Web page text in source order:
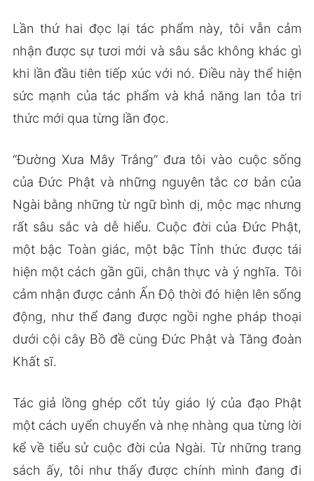
Lần thứ hai đọc lại tác phẩm này, tôi vẫn cảm
nhận được sự tươi mới và sâu sắc không khác gì
khi lần đầu tiên tiếp xúc với nó. Điều này thể hiện
sức mạnh của tác phẩm và khả năng lan tỏa tri
thức mới qua từng lần đọc.
“Đường Xưa Mây Trắng” đưa tôi vào cuộc sống
của Đức Phật và những nguyên tắc cơ bản của
Ngài bằng những từ ngữ bình dị, mộc mạc nhưng
rất sâu sắc và dễ hiểu. Cuộc đời của Đức Phật,
một bậc Toàn giác, một bậc Tỉnh thức được tái
hiện một cách gần gũi, chân thực và ý nghĩa. Tôi
cảm nhận được cảnh Ấn Độ thời đó hiện lên sống
động, như thể đang được ngồi nghe pháp thoại
dưới cội cây Bồ đề cùng Đức Phật và Tăng đoàn
Khất sĩ.
Tác giả lồng ghép cốt tủy giáo lý của đạo Phật
một cách uyển chuyển và nhẹ nhàng qua từng lời
kể về tiểu sử cuộc đời của Ngài. Từ những trang
sách ấy, tôi như thấy được chính mình đang đi